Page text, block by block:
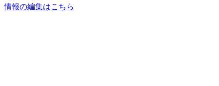
情報の編集はこちら